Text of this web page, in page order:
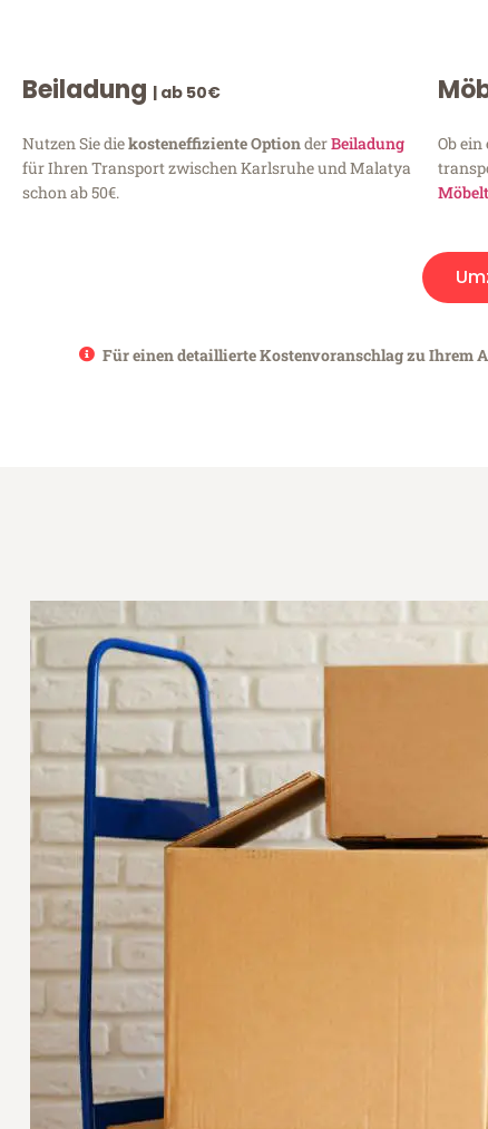
Beiladung | ab 50€
Nutzen Sie diekosteneffiziente OptionderBeiladung
für Ihren Transport zwischen Karlsruhe und Malatya
schon ab 50€.
Ob
Für einen detaillierte Kostenvoranschlag zu Ihrem